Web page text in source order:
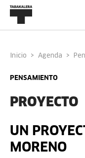
Inicio Agenda
PENSAMIENTO
PROYECTO
UN
MORENO